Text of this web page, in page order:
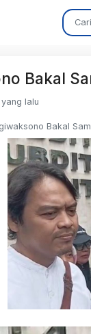
Bakal
lalu
Bakal